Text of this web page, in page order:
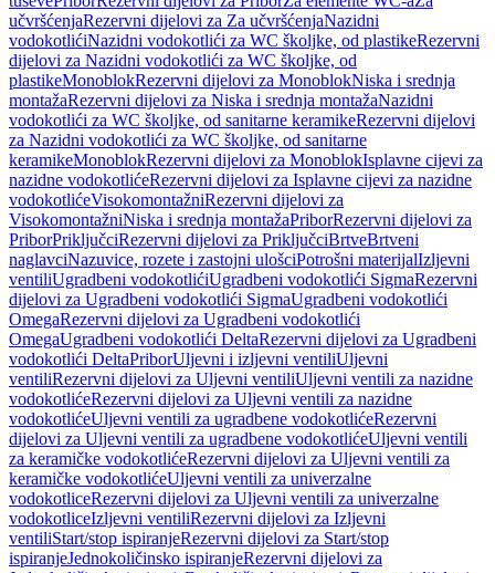
učvršćenjaRezervni dijelovi za Za učvršćenjaNazidni
vodokotlićiNazidni vodokotlići za WC školjke, od plastikeRezervni
dijelovi za Nazidni vodokotlići za WC školjke, od
plastikeMonoblokRezervni dijelovi za MonoblokNiska i srednja
montažaRezervni dijelovi za Niska i srednja montažaNazidni
vodokotlići za WC školjke, od sanitarne keramikeRezervni dijelovi
za Nazidni vodokotlići za WC školjke, od sanitarne
keramikeMonoblokRezervni dijelovi za MonoblokIsplavne cijevi za
nazidne vodokotlićeRezervni dijelovi za Isplavne cijevi za nazidne
vodokotlićeVisokomontažniRezervni dijelovi za
VisokomontažniNiska i srednja montažaPriborRezervni dijelovi za
PriborPriključciRezervni dijelovi za PriključciBrtveBrtveni
naglavciNazuvice, rozete i zastojni ulošciPotrošni materijalIzljevni
ventiliUgradbeni vodokotlićiUgradbeni vodokotlići SigmaRezervni
dijelovi za Ugradbeni vodokotlići SigmaUgradbeni vodokotlići
OmegaRezervni dijelovi za Ugradbeni vodokotlići
OmegaUgradbeni vodokotlići DeltaRezervni dijelovi za Ugradbeni
vodokotlići DeltaPriborUljevni i izljevni ventiliUljevni
ventiliRezervni dijelovi za Uljevni ventiliUljevni ventili za nazidne
vodokotlićeRezervni dijelovi za Uljevni ventili za nazidne
vodokotlićeUljevni ventili za ugradbene vodokotlićeRezervni
dijelovi za Uljevni ventili za ugradbene vodokotlićeUljevni ventili
za keramičke vodokotlićeRezervni dijelovi za Uljevni ventili za
keramičke vodokotlićeUljevni ventili za univerzalne
vodokotliceRezervni dijelovi za Uljevni ventili za univerzalne
vodokotliceIzljevni ventiliRezervni dijelovi za Izljevni
ventiliStart/stop ispiranjeRezervni dijelovi za Start/stop
ispiranjeJednokoličinsko ispiranjeRezervni dijelovi za